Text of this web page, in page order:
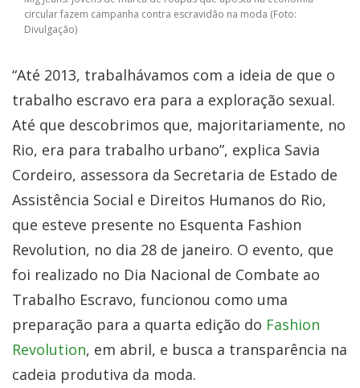
circular fazem campanha contra escravidão na moda (Foto:
Divulgação)
“Até 2013, trabalhávamos com a ideia de que o
trabalho escravo era para a exploração sexual.
Até que descobrimos que, majoritariamente, no
Rio, era para trabalho urbano”, explica Savia
Cordeiro, assessora da Secretaria de Estado de
Assistência Social e Direitos Humanos do Rio,
que esteve presente no Esquenta Fashion
Revolution, no dia 28 de janeiro. O evento, que
foi realizado no Dia Nacional de Combate ao
Trabalho Escravo, funcionou como uma
preparação para a quarta edição do Fashion
Revolution, em abril, e busca a transparência na
cadeia produtiva da moda.